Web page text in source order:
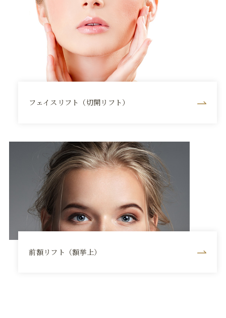
フェイスリフト（切開リフト）
前額リフト（額挙上）